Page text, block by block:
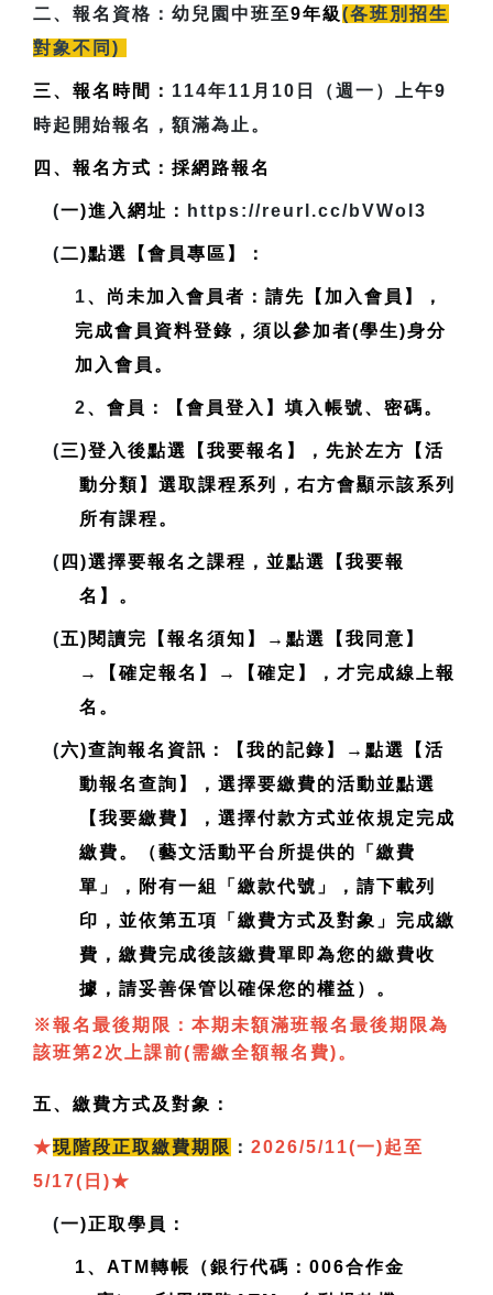
二、報名資格： 幼兒園中班至9年級(各班別招生
對象不同)
三、報名時間： 114年11月10日（週一）上午9
時起開始報名，額滿為止。
四、報名方式：採網路報名
(一)進入網址： https://reurl.cc/bVWol3
(二)點選【會員專區】：
1、尚未加入會員者：請先【加入會員】，
完成會員資料登錄， 須以參加者(學生)身分
加入會員 。
2、會員：【會員登入】填入帳號、密碼。
(三)登入後點選【我要報名】，先於左方【活
動分類】選取課程系列，右方會顯示該系列
所有課程。
( 四)選擇要報名之課程，並點選【我要報
名】。
(五)閱讀完【報名須知】→點選【我同意】
→【確定報名】→【確定】，才完成線上報
名。
(六)查詢報名資訊：【我的記錄】→點選【活
動報名查詢】，選擇要繳費的活動並點選
【我要繳費】，選擇付款方式並依規定完成
繳費。（藝文活動平台所提供的「繳費
單」，附有一組「繳款代號」，請下載列
印，並依第五項「繳費方式及對象」完成繳
費，繳費完成後該繳費單即為您的繳費收
據，請妥善保管以確保您的權益）。
※報名最後期限：本期未額滿班報名最後期限為
該班第2次上課前(需繳全額報名費)。
五、繳費方式及對象：
★現階段正取繳費期限 ： 2026/5/11(一)起至
5/17(日)★
(一)正取學員：
1、ATM轉帳（銀行代碼：006合作金